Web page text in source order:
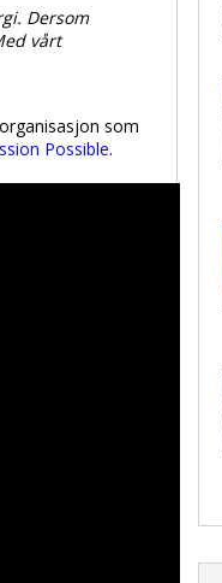
Dersom
vårt
som
Possible.